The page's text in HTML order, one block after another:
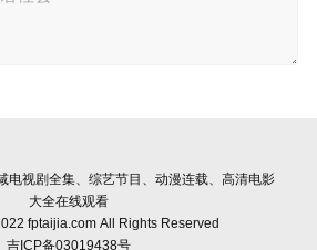
电视剧全集、综艺节目、动漫连载、高清电影
大全在线观看
fptaijia.com All Rights Reserved
吉ICP备03019438号